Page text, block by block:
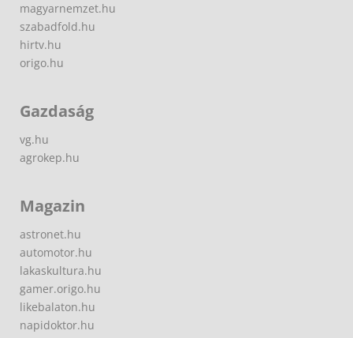
magyarnemzet.hu
szabadfold.hu
hirtv.hu
origo.hu
Gazdaság
vg.hu
agrokep.hu
Magazin
astronet.hu
automotor.hu
lakaskultura.hu
gamer.origo.hu
likebalaton.hu
napidoktor.hu